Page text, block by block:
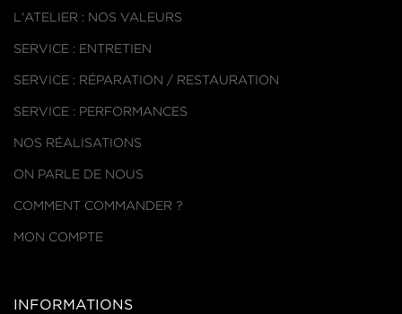
L'ATELIER : NOS VALEURS
SERVICE : ENTRETIEN
SERVICE : RÉPARATION / RESTAURATION
SERVICE : PERFORMANCES
NOS RÉALISATIONS
ON PARLE DE NOUS
COMMENT COMMANDER ?
MON COMPTE
INFORMATIONS